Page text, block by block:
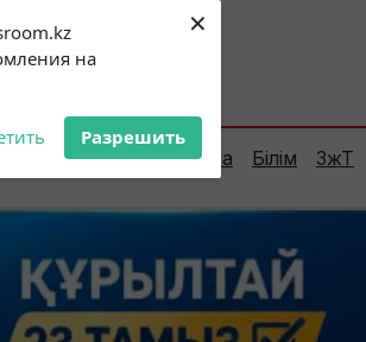
на
Разрешить
×
31°C Шымкент:
Елорда Сараптама Білім ЗжТ